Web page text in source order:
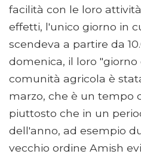
facilità con le loro
effetti, l'unico giorno in
scendeva a partire da
domenica, il loro "giorno
comunità agricola è
marzo, che è un tempo
piuttosto che in un
dell'anno, ad esempio
vecchio ordine Amish